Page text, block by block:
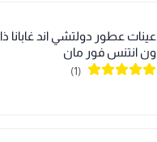
عينات عطور دولتشي اند غابانا ذا
ون انتنس فور مان
(1)